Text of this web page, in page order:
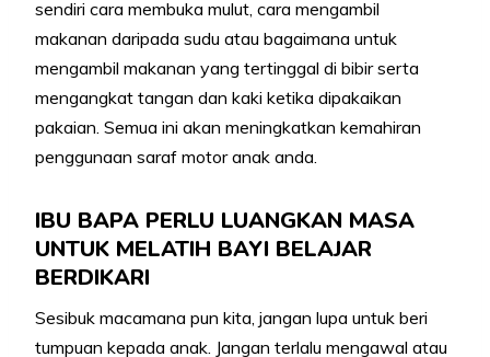
sendiri cara membuka mulut, cara mengambil
makanan daripada sudu atau bagaimana untuk
mengambil makanan yang tertinggal di bibir serta
mengangkat tangan dan kaki ketika dipakaikan
pakaian. Semua ini akan meningkatkan kemahiran
penggunaan saraf motor anak anda.
IBU BAPA PERLU LUANGKAN MASA
UNTUK MELATIH BAYI BELAJAR
BERDIKARI
Sesibuk macamana pun kita, jangan lupa untuk beri
tumpuan kepada anak. Jangan terlalu mengawal atau